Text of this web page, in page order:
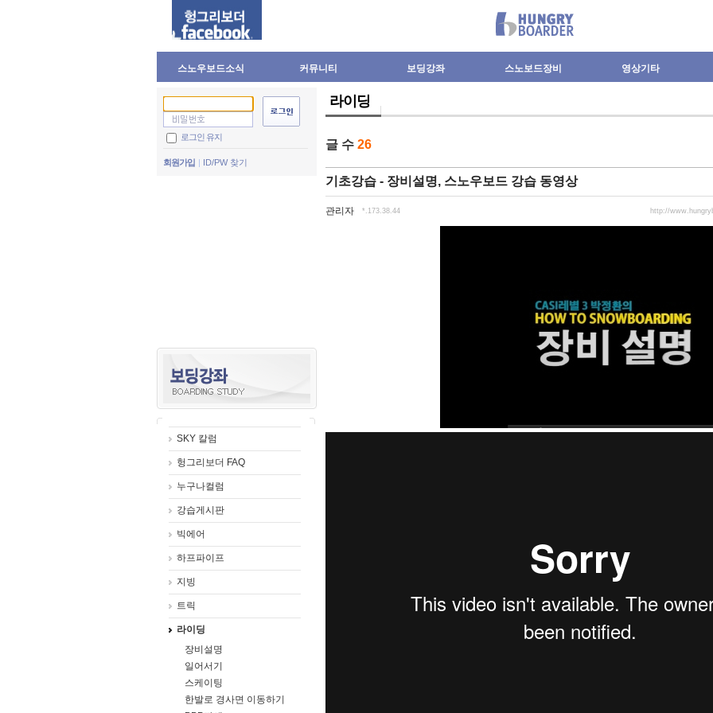
스노우보드소식 커뮤니티 보딩강좌 스노보드장비 영상기타
로그인 유지
회원가입 ID/PW 찾기
SKY 칼럼
헝그리보더 FAQ
누구나컬럼
강습게시판
빅에어
하프파이프
지빙
트릭
라이딩
장비설명
일어서기
스케이팅
한발로 경사면 이동하기
라이딩
글 수 26
기초강습 - 장비설명, 스노우보드 강습 동영상
관리자 *.173.38.44 http://